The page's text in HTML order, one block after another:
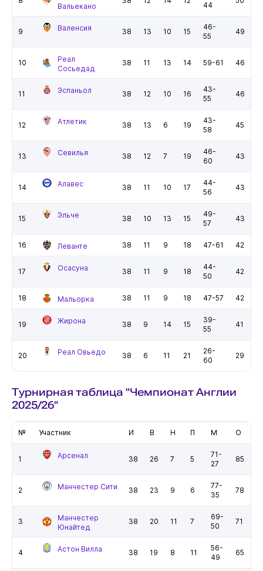
Вальекано
44
9 Валенсия 38 13 10 15
46-
55
49
10
Реал
Сосьедад
38 11 13 14 59-61 46
11 Эспаньол 38 12 10 16
43-
55
46
12 Атлетик 38 13 6 19
43-
58
45
13 Севилья 38 12 7 19
46-
60
43
14 Алавес 38 11 10 17
44-
56
43
15 Эльче 38 10 13 15
49-
57
43
16 Леванте 38 11 9 18 47-61 42
17 Осасуна 38 11 9 18
44-
50
42
18 Мальорка 38 11 9 18 47-57 42
19 Жирона 38 9 14 15
39-
55
41
20 Реал Овьедо 38 6 11 21
26-
60
29
Турнирная таблица "Чемпионат Англии
2025/26"
№ Участник И В Н П М О
1 Арсенал 38 26 7 5
71-
27
85
2 Манчестер Сити 38 23 9 6
77-
35
78
3
Манчестер
Юнайтед
38 20 11 7
69-
50
71
4 Астон Вилла 38 19 8 11
56-
49
65